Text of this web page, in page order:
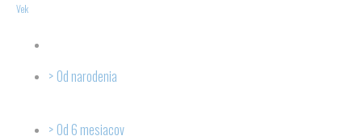
Vek
Od narodenia
Od 6 mesiacov